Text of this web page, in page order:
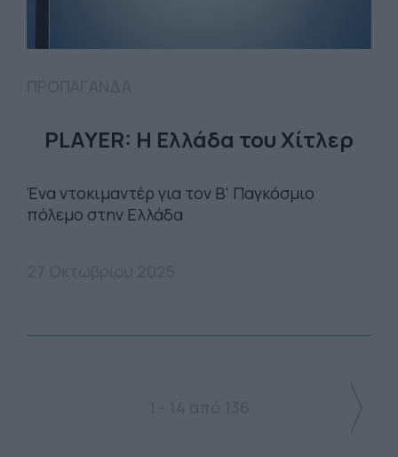
PLAYER: Η Ελλάδα του Χίτλερ
Ένα ντοκιμαντέρ για τον Β' Παγκόσμιο
πόλεμο στην Ελλάδα